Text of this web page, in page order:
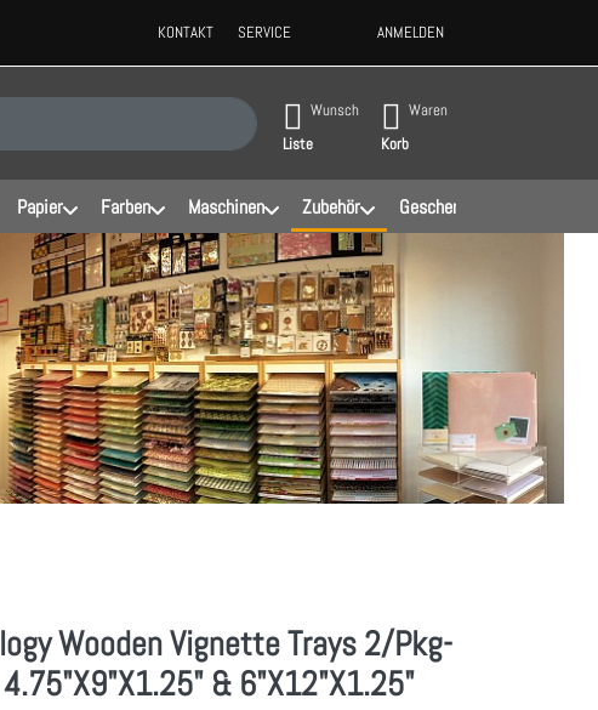
KONTAKT SERVICE ANMELDEN
Sie tippen, erscheinen automatisch erste Ergebnisse. Drücken Sie die
Wunsch
Liste
Waren
Korb
Papier Farben Maschinen Zubehör Geschenke
Wooden Vignette Trays 2/Pkg-
& 6"X12"X1.25"